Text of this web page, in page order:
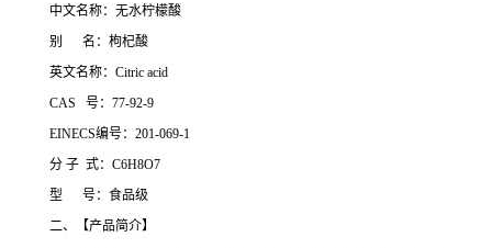
中文名称：无水柠檬酸
别 名：枸杞酸
英文名称：Citric acid
CAS 号：77-92-9
EINECS编号：201-069-1
分 子 式：C6H8O7
型 号：食品级
二、【产品简介】